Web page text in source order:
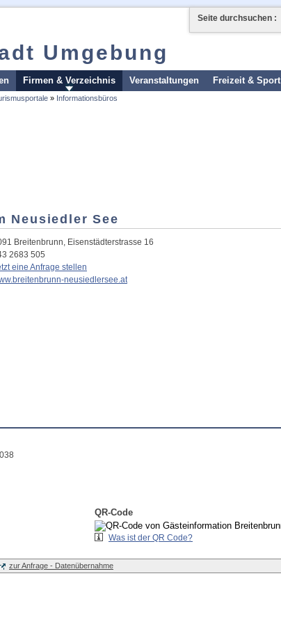
Umgebung
Seite durchsuchen :
Firmen & Verzeichnis Veranstaltungen Freizeit & Sport
» Informationsbüros
Neusiedler See
Breitenbrunn, Eisenstädterstrasse 16
2683 505
eine Anfrage stellen
neusiedlersee.at
QR-Code
Was ist der QR Code?
zur Anfrage - Datenübernahme